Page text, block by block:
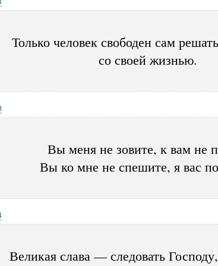
Только человек свободен сам
со своей жизнью.
Вы меня не зовите, к вам не
Вы ко мне не спешите, я вас
Великая слава — следовать